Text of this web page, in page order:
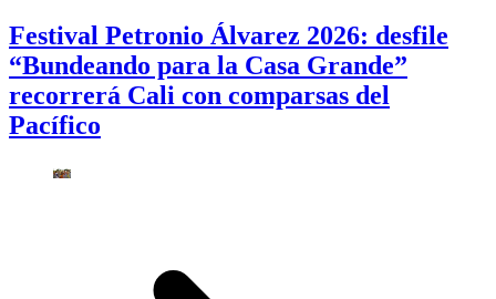
Festival Petronio Álvarez 2026: desfile
“Bundeando para la Casa Grande”
recorrerá Cali con comparsas del
Pacífico